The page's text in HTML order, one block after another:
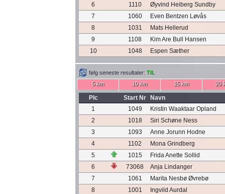
6
1110
Øyvind Heiberg Sundby
7
1060
Even Bentzen Løvås
8
1031
Mats Hellerud
9
1108
Kim Are Bull Hansen
10
1048 Espen Sæther
følg seneste resultater: TIL
5 km
10 km 15 km 20
Plc Start Nr
Navn
1
1049
Kristin Waaktaar Opland
2
1018
Siri Schøne Ness
3
1093
Anne Jorunn Hodne
4
1102
Mona Grindberg
5
1015
Frida Anette Sollid
6
73068
Anja Lindanger
7
1061
Marita Nesbø Øvrebø
8
1001
Ingvild Aurdal